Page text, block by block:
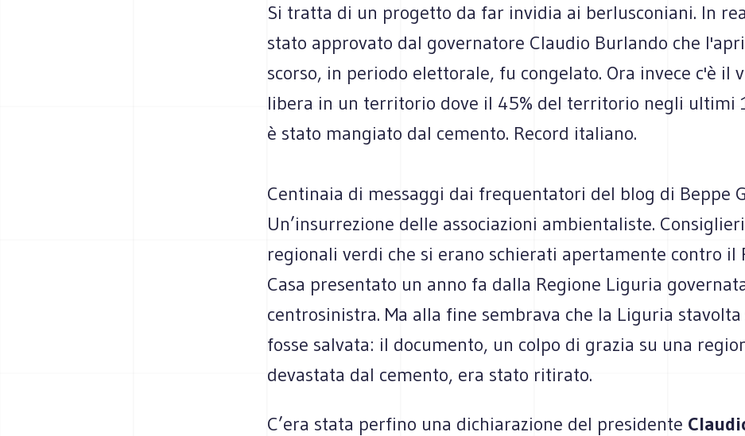
Si tratta di un progetto da far invidia ai berlusconiani. In
stato approvato dal governatore Claudio Burlando che
scorso, in periodo elettorale, fu congelato. Ora invece c'è il
libera in un territorio dove il 45% del territorio negli ultimi
è stato mangiato dal cemento. Record italiano.
Centinaia di messaggi dai frequentatori del blog di Beppe
Un’insurrezione delle associazioni ambientaliste. Consiglieri
regionali verdi che si erano schierati apertamente contro il
Casa presentato un anno fa dalla Regione Liguria
centrosinistra. Ma alla fine sembrava che la Liguria stavolta
fosse salvata: il documento, un colpo di grazia su una
devastata dal cemento, era stato ritirato.
C’era stata perfino una dichiarazione del presidente